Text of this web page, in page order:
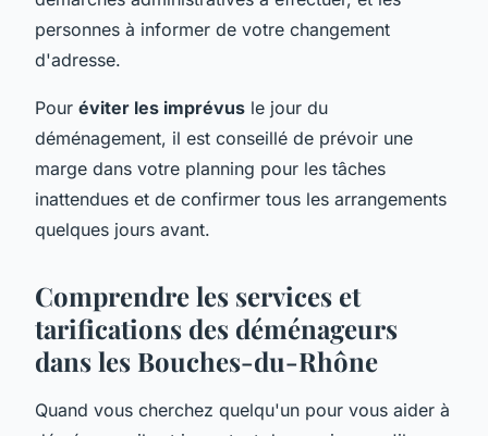
personnes à informer de votre changement
d'adresse.
Pour éviter les imprévus le jour du
déménagement, il est conseillé de prévoir une
marge dans votre planning pour les tâches
inattendues et de confirmer tous les arrangements
quelques jours avant.
Comprendre les services et
tarifications des déménageurs
dans les Bouches-du-Rhône
Quand vous cherchez quelqu'un pour vous aider à